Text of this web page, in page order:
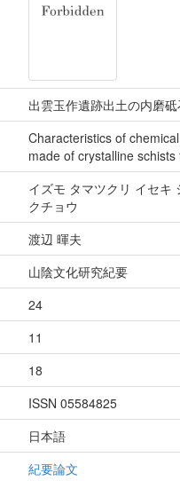
出雲玉作遺跡出土の内磨
Characteristics of
made of crystalline
イズモ タマツクリ イセキ
クチョウ
渡辺 暉夫
山陰文化研究紀要
24
11
18
ISSN 05584825
日本語
紀要論文